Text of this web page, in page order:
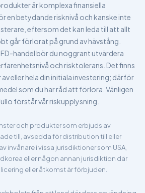
är komplexa finansiella
en betydande risknivå och kanske inte
eftersom det kan leda till att allt
går förlorat på grund av hävstång.
handel bör du noggrant utvärdera
och risktolerans. Det finns
eller hela din initiala investering; därför
som du har råd att förlora. Vänligen
förstår vår riskupplysning.
och produkter som erbjuds av
till, avsedda för distribution till eller
invånare i vissa jurisdiktioner som USA,
eller någon annan jurisdiktion där
eller åtkomst är förbjuden.